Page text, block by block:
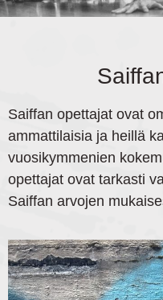
Saiffan opettajat ovat
ammattilaisia ja heillä
vuosikymmenien
opettajat ovat tarkasti
Saiffan arvojen